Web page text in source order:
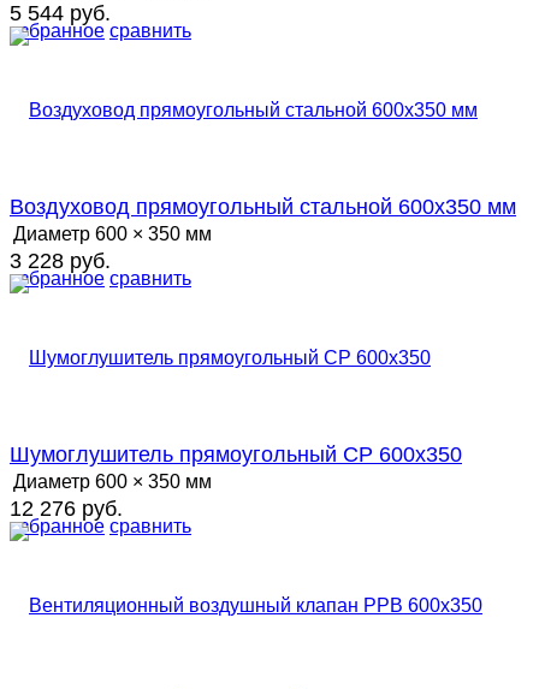
избранное сравнить
5 544 руб.
избранное сравнить
Воздуховод прямоугольный стальной 600х350 мм
Диаметр 600 × 350 мм
3 228 руб.
избранное сравнить
Шумоглушитель прямоугольный СР 600х350
Диаметр 600 × 350 мм
12 276 руб.